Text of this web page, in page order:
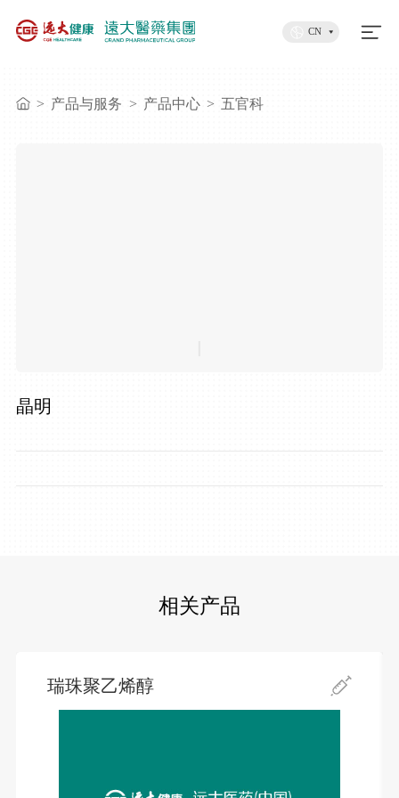
CN
> 产品与服务 > 产品中心 > 五官科
晶明
相关产品
瑞珠聚乙烯醇